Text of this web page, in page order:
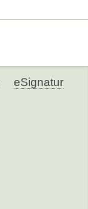
eSignatur